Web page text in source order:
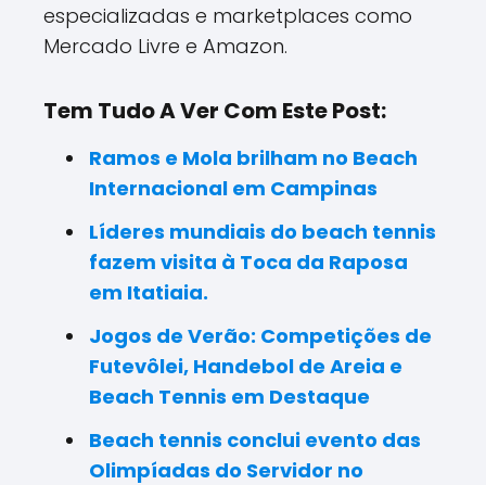
especializadas e marketplaces como
Mercado Livre e Amazon.
Tem Tudo A Ver Com Este Post:
Ramos e Mola brilham no Beach
Internacional em Campinas
Líderes mundiais do beach tennis
fazem visita à Toca da Raposa
em Itatiaia.
Jogos de Verão: Competições de
Futevôlei, Handebol de Areia e
Beach Tennis em Destaque
Beach tennis conclui evento das
Olimpíadas do Servidor no